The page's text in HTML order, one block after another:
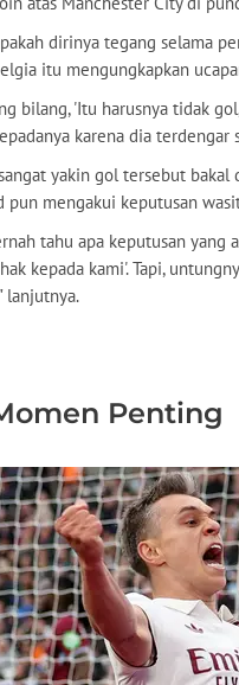
dirinya tegang selama
itu mengungkapkan
bilang, 'Itu harusnya tidak
karena dia terdengar
yakin gol tersebut
pun mengakui keputusan
tahu apa keputusan yang
kepada kami'. Tapi,
lanjutnya.
Penting